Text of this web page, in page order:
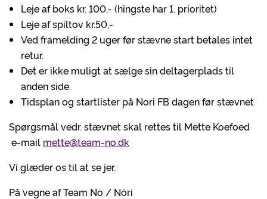
Leje af boks kr. 100,- (hingste har 1. prioritet)
Leje af spiltov kr.50,-
Ved framelding 2 uger før stævne start betales intet
retur.
Det er ikke muligt at sælge sin deltagerplads til
anden side.
Tidsplan og startlister på Nori FB dagen før stævnet
Spørgsmål vedr. stævnet skal rettes til Mette Koefoed
e-mail mette@team-no.dk
Vi glæder os til at se jer.
På vegne af Team No / Nóri